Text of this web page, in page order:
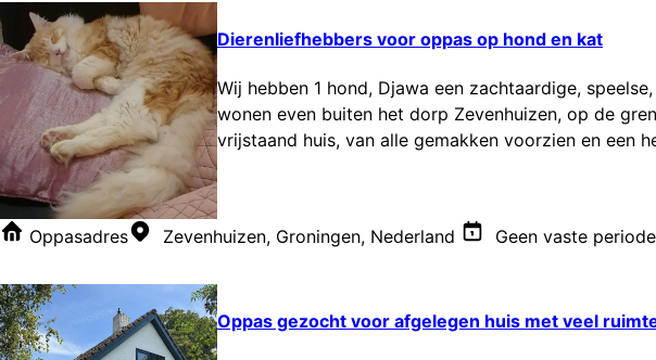
Dierenliefhebbers voor oppas op hond en kat
Wij hebben 1 hond, Djawa een zachtaardige,
wonen even buiten het dorp Zevenhuizen, op de
vrijstaand huis, van alle gemakken voorzien en een
Oppasadres Zevenhuizen, Groningen, Nederland Geen vaste periode
Oppas gezocht voor afgelegen huis met veel